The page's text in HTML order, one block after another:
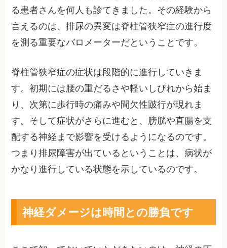
る患者さんを何人も診てきました。その経験から
言えるのは、排尿の異変は脊柱管狭窄症の進行度
を測る重要なバロメーターだということです。
脊柱管狭窄症の症状は段階的に進行していきま
す。初期には腰の重だるさや軽いしびれから始ま
り、次第に歩行時の痛みや間欠性跛行が現れま
す。そして症状がさらに進むと、膀胱や直腸を支
配する神経まで影響を受けるようになるのです。
つまり排尿障害が出ているということは、病状が
かなり進行している状態を示しているのです。
神経ダメージは時間との勝負です